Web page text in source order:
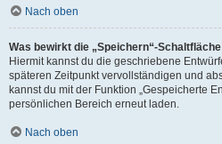
Nach oben
Was bewirkt die „Speichern“-
Hiermit kannst du die geschriebene
späteren Zeitpunkt vervollständigen und
kannst du mit der Funktion „Gespeicherte
persönlichen Bereich erneut laden.
Nach oben